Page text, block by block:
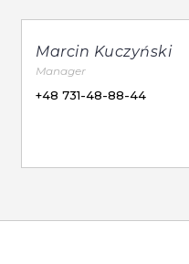
Marcin Kuczyński
Manager
+48 731-48-88-44